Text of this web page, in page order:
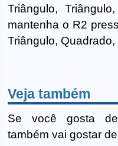
Triângulo,
mantenha o R2
Triângulo,
Veja também
Se você gosta
também vai gostar